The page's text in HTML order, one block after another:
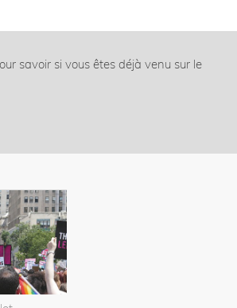
savoir si vous êtes déjà venu sur le